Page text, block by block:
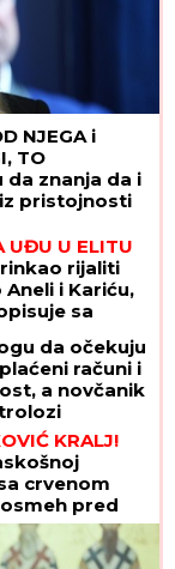
NJEGA i
TO
da znanja da i
pristojnosti
UĐU U ELITU
rijaliti
i Kariću,
sa
da očekuju
računi i
a novčanik
KRALJ!
crvenom
pred